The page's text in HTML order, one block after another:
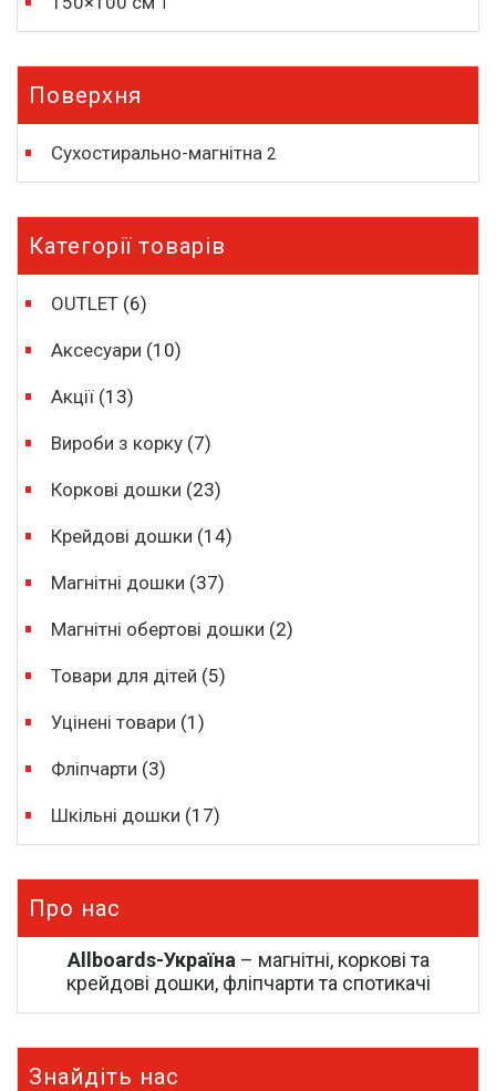
Поверхня
Сухостирально-магнітна 2
Категорії товарів
OUTLET (6)
Аксесуари (10)
Акції (13)
Вироби з корку (7)
Коркові дошки (23)
Крейдові дошки (14)
Магнітні дошки (37)
Магнітні обертові дошки (2)
Товари для дітей (5)
Уцінені товари (1)
Фліпчарти (3)
Шкільні дошки (17)
Про нас
Allboards-Україна – магнітні, коркові та
крейдові дошки, фліпчарти та спотикачі
Знайдіть нас